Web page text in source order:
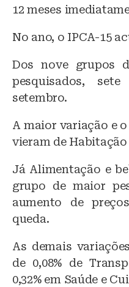
12 meses
No ano, o IPCA-15
Dos nove grupos
pesquisados,
setembro.
A maior variação e
vieram de Habitação
Já Alimentação e
grupo de maior
aumento de
queda.
As demais
de 0,08% de
0,32% em Saúde e